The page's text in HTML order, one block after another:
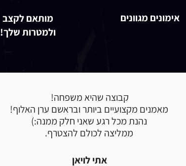
אימונים מגוונים
מותאם לקצב
ולמטרות שלך!
קבוצה שהיא משפחה!
מאמנים מקצועיים ביותר ובראשם ערן האלוף!
נהנת מכל רגע שאני חלק ממנה:)
ממליצה לכולם להצטרף.
אתי לויאן